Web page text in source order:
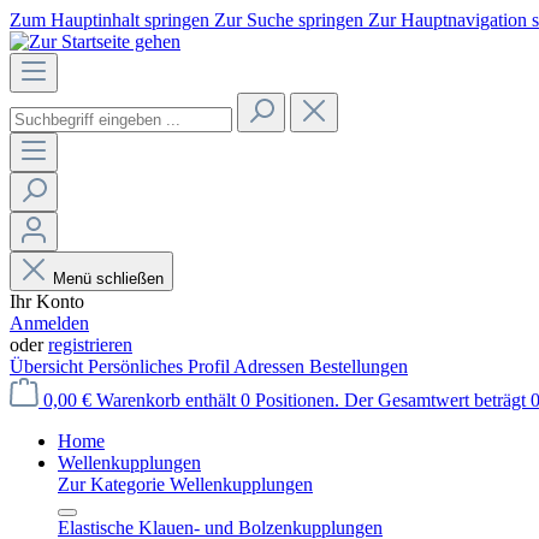
Zum Hauptinhalt springen Zur Suche springen Zur Hauptnavigation
Menü schließen
Ihr Konto
Anmelden
oderregistrieren
Übersicht Persönliches Profil Adressen Bestellungen
0,00 € Warenkorb enthält 0 Positionen. Der Gesamtwert beträgt
Home
Wellenkupplungen
Zur Kategorie Wellenkupplungen
Elastische Klauen- und Bolzenkupplungen